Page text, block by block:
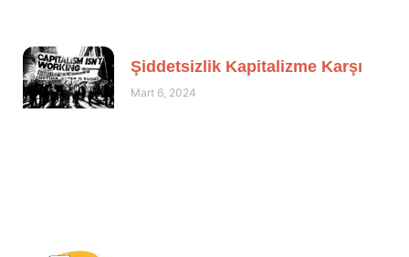
Şiddetsizlik Kapitalizme Karşı
Mart 6, 2024